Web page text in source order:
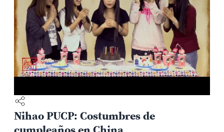
Nihao PUCP: Costumbres de